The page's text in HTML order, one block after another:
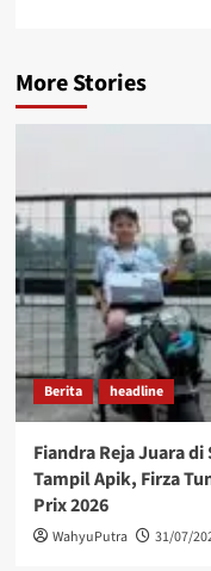
More Stories
Berita headline
Fiandra Reja Juara
Tampil Apik, Firza
Prix 2026
WahyuPutra 31/07/